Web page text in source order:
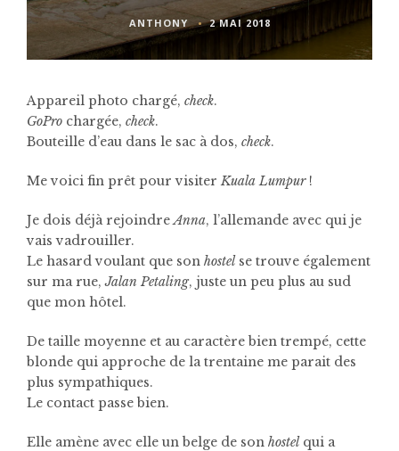
ANTHONY 2 MAI 2018
Appareil photo chargé, check.
GoPro chargée, check.
Bouteille d’eau dans le sac à dos, check.
Me voici fin prêt pour visiterKuala Lumpur!
Je dois déjà rejoindreAnna, l’allemande avec qui je
vais vadrouiller.
Le hasard voulant que son hostelse trouve également
sur ma rue,Jalan Petaling, juste un peu plus au sud
que mon hôtel.
De taille moyenne et au caractère bien trempé, cette
blonde qui approche de la trentaine me parait des
plus sympathiques.
Le contact passe bien.
Elle amène avec elle un belge de son hostelqui a